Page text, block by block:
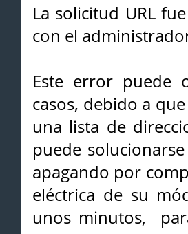
La solicitud URL
con el
Este error puede
casos, debido a
una lista de
puede
apagando por
eléctrica de su
unos minutos,